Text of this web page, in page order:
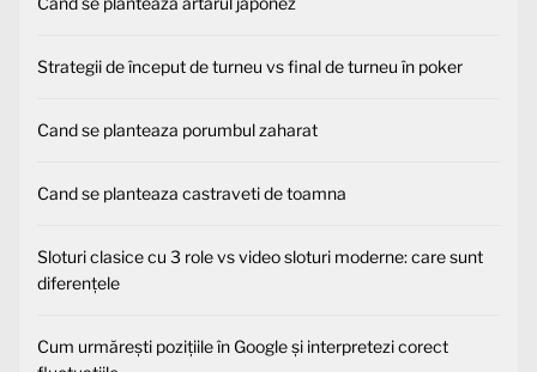
Strategii de început de turneu vs final de turneu în poker
Cand se planteaza porumbul zaharat
Cand se planteaza castraveti de toamna
Sloturi clasice cu 3 role vs video sloturi moderne: care sunt
diferențele
Cum urmărești pozițiile în Google și interpretezi corect